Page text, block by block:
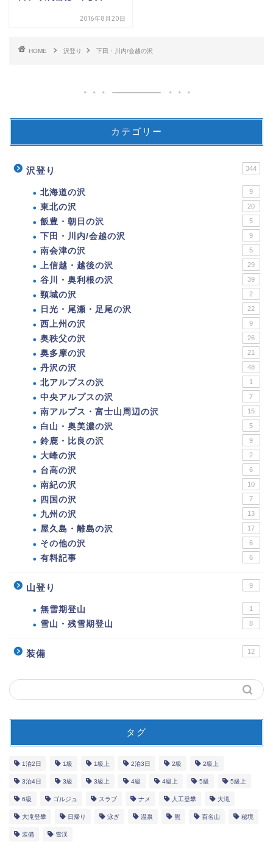
2016年8月20日
HOME 沢登り 下田・川内/会越の沢
カテゴリー
沢登り 344
北海道の沢 9
東北の沢 20
飯豊・朝日の沢 5
下田・川内/会越の沢 9
南会津の沢 5
上信越・越後の沢 29
谷川・奥利根の沢 39
頸城の沢 2
日光・尾瀬・足尾の沢 22
西上州の沢 9
奥秩父の沢 26
奥多摩の沢 21
丹沢の沢 48
北アルプスの沢 1
中央アルプスの沢 7
南アルプス・富士山周辺の沢 15
白山・奥美濃の沢 5
鈴鹿・比良の沢 9
大峰の沢 2
台高の沢 6
南紀の沢 10
四国の沢 7
九州の沢 13
屋久島・離島の沢 17
その他の沢 6
有料記事 6
山登り 9
無雪期登山 1
雪山・残雪期登山 8
装備 12
タグ
1泊2日 1級 1級上 2泊3日 2級 2級上
3泊4日 3級 3級上 4級 4級上 5級 5級上
6級 ゴルジュ スラブ ナメ 人工登攀 大滝
大滝登攀 日帰り 泳ぎ 温泉 熊 百名山 秘境
装備 雪渓